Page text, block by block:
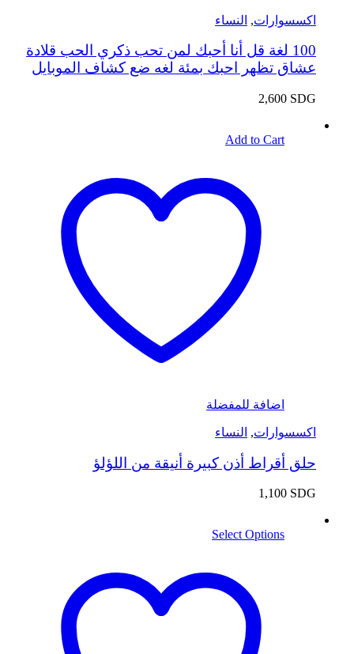
اكسسوارات, النساء
100 لغة قل أنا أحبك لمن تحب ذكري الحب قلادة
عشاق تظهر احبك بمئة لغه ضع كشاف الموبايل
2,600 SDG
Add to Cart
اضافة للمفضلة
اكسسوارات, النساء
حلق أقراط أذن كبيرة أنيقة من اللؤلؤ
1,100 SDG
Select Options